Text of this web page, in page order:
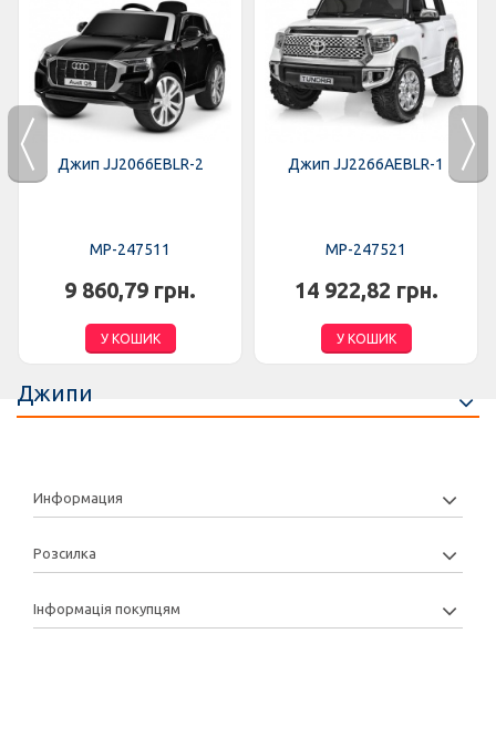
Джип JJ2066EBLR-2
MP-247511
9 860,79 грн.
У КОШИК
Джип JJ2266AEBLR-1
MP-247521
14 922,82 грн.
У КОШИК
Джипи
Информация
Розсилка
Інформація покупцям